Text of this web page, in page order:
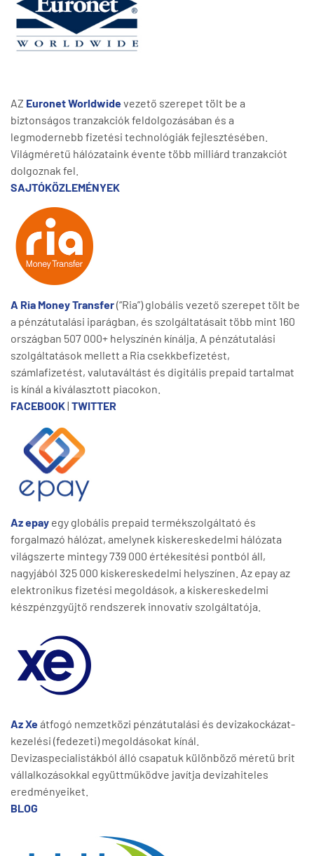
AZ Euronet Worldwidevezető szerepet tölt be a
biztonságos tranzakciók feldolgozásában és a
legmodernebb fizetési technológiák fejlesztésében.
Világméretű hálózataink évente több milliárd tranzakciót
dolgoznak fel.
SAJTÓKÖZLEMÉNYEK
A Ria Money Transfer(“Ria”) globális vezető szerepet tölt be
a pénzátutalási iparágban, és szolgáltatásait több mint 160
országban 507 000+ helyszínén kínálja. A pénzátutalási
szolgáltatások mellett a Ria csekkbefizetést,
számlafizetést, valutaváltást és digitális prepaid tartalmat
is kínál a kiválasztott piacokon.
FACEBOOK| TWITTER
Az epay egy globális prepaid termékszolgáltató és
forgalmazó hálózat, amelynek kiskereskedelmi hálózata
világszerte mintegy 739 000 értékesítési pontból áll,
nagyjából 325 000 kiskereskedelmi helyszínen. Az epay az
elektronikus fizetési megoldások, a kiskereskedelmi
készpénzgyűjtő rendszerek innovatív szolgáltatója.
Az Xeátfogó nemzetközi pénzátutalási és devizakockázat-
kezelési (fedezeti) megoldásokat kínál.
Devizaspecialistákból álló csapatuk különböző méretű brit
vállalkozásokkal együttműködve javítja devizahiteles
eredményeiket.
BLOG